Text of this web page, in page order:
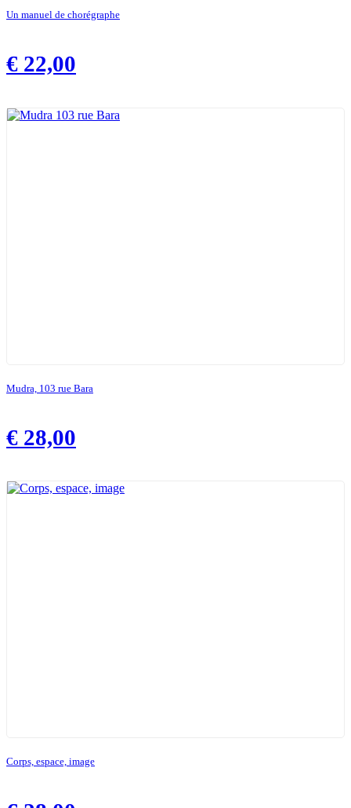
Un manuel de chorégraphe
€ 22,00
Mudra, 103 rue Bara
€ 28,00
Corps, espace, image